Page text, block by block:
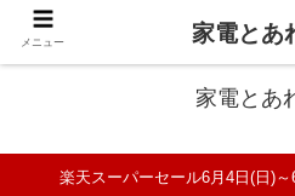
ファミリーの家電口
家電とあ
楽天スーパーセール6月4日(日)～
メニュー 家電とあ